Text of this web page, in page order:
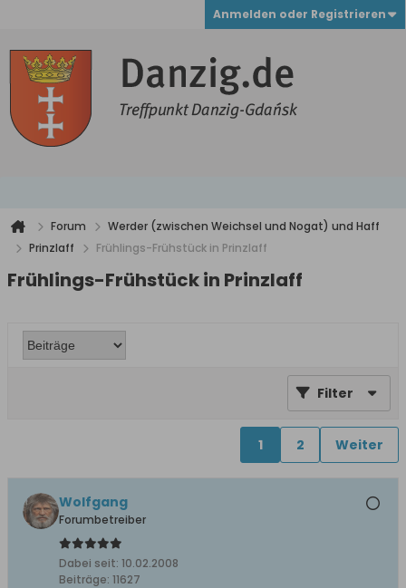
Anmelden oder Registrieren
Forum
Werder (zwischen Weichsel und Nogat) und Haff
Prinzlaff
Frühlings-Frühstück in Prinzlaff
Frühlings-Frühstück in Prinzlaff
Filter
1 2 Weiter
Wolfgang
Forumbetreiber
Dabei seit: 10.02.2008
Beiträge: 11627